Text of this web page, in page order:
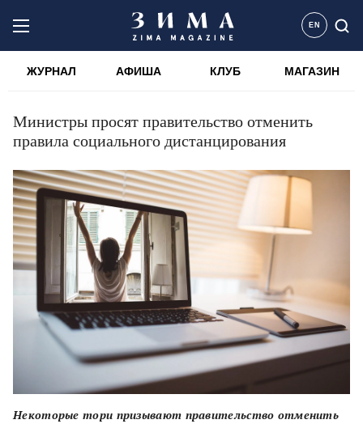
EN
ЖУРНАЛ АФИША КЛУБ МАГАЗИН
Министры просят правительство отменить
правила социального дистанцирования
Некоторые тори призывают правительство отменить